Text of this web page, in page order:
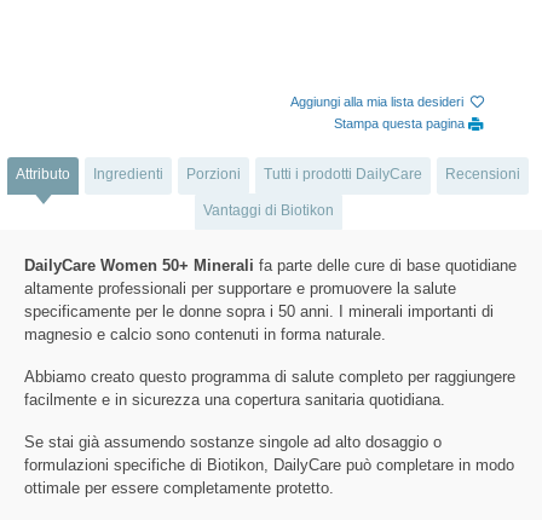
Aggiungi alla mia lista desideri
Stampa questa pagina
Attributo Ingredienti Porzioni Tutti i prodotti DailyCare Recensioni
Vantaggi di Biotikon
DailyCare Women 50+ Minerali fa parte delle cure di base quotidiane
altamente professionali per supportare e promuovere la salute
specificamente per le donne sopra i 50 anni. I minerali importanti di
magnesio e calcio sono contenuti in forma naturale.
Abbiamo creato questo programma di salute completo per raggiungere
facilmente e in sicurezza una copertura sanitaria quotidiana.
Se stai già assumendo sostanze singole ad alto dosaggio o
formulazioni specifiche di Biotikon, DailyCare può completare in modo
ottimale per essere completamente protetto.